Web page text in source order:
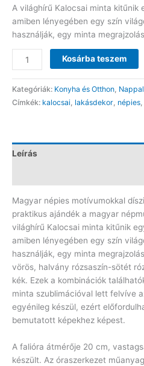
A világhírű Kalocsai minta kitűnik
amiben lényegében egy szín
használják, egy minta
Kalocsai
színes
falióra
ORA8H
mennyiség
Kosárba teszem
Kategóriák: Konyha és Otthon,
Címkék: kalocsai, lakásdekor, népies,
Leírás
Magyar népies motívumokkal
praktikus ajándék a magyar
világhírű Kalocsai minta kitűnik
amiben lényegében egy szín
használják, egy minta
vörös, halvány rózsaszín-sötét
kék. Ezek a kombinációk
minta szublimációval lett felvíve
egyénileg készül, ezért
bemutatott képekhez képest.
A falióra átmérője 20 cm,
készült. Az óraszerkezet